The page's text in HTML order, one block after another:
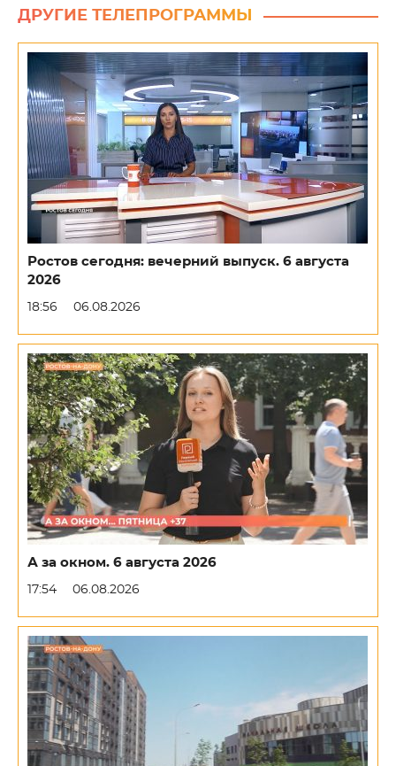
ДРУГИЕ ТЕЛЕПРОГРАММЫ
Ростов сегодня: вечерний выпуск. 6 августа
2026
18:56 06.08.2026
А за окном. 6 августа 2026
17:54 06.08.2026